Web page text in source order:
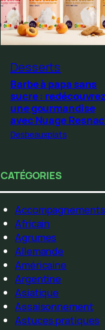
Desserts
Barbe à papa sans
sucre :
une gourmandise
avec Nuage
Desbeauxplats
CATÉGORIES
Accompagnements
Africain
Agrumes
Allemande
Américaine
Argentine
Asiatique
Assaisonnement
Astuces pratiques